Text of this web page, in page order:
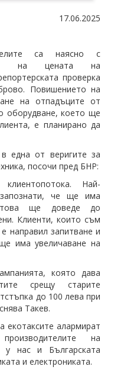
Абонирайте се!
17.06.2025
са наясно с
на цената на
проверка
Повишението на
на отпадъците от
оборудване, което ще
е планирано да
една от веригите за
посочи пред БНР:
Най-
че ще има
ще доведе до
Клиенти, които съм
направил запитване и
има увеличаване на
която дава
срещу старите
до 100 лева при
Такев.
екотаксите алармират
на
у нас и Българската
и електрониката.